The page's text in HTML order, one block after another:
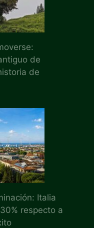
de
de
Italia
respecto a